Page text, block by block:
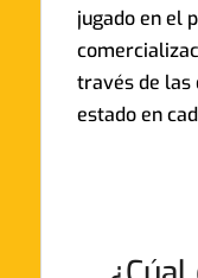
jugado en el
través de las
estado en